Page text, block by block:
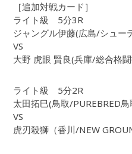
［追加対戦カード］
ライト級 5分3R
ジャングル伊藤(広島/シュー
VS
大野 虎眼 賢良(兵庫/総合格
ライト級 5分2R
太田拓巳(鳥取/PUREBRED鳥
VS
虎刃殺獅（香川/NEW